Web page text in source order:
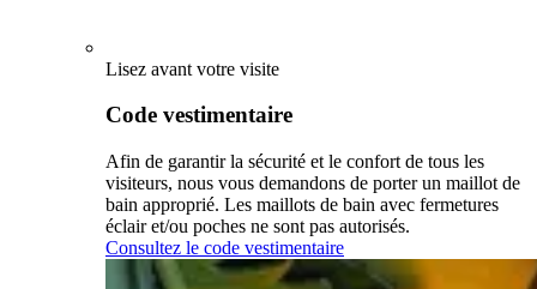
Lisez avant votre visite
Code vestimentaire
Afin de garantir la sécurité et le confort de tous les
visiteurs, nous vous demandons de porter un maillot de
bain approprié. Les maillots de bain avec fermetures
éclair et/ou poches ne sont pas autorisés.
Consultez le code vestimentaire